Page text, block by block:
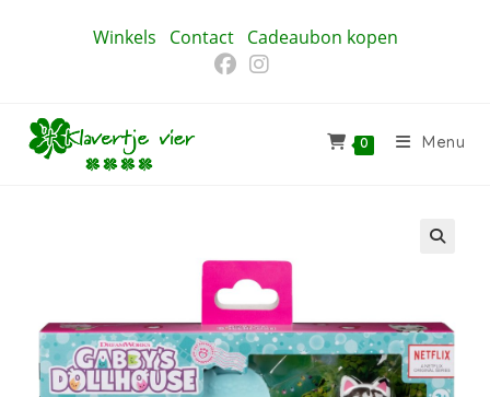
Winkels Contact Cadeaubon kopen
0 Menu